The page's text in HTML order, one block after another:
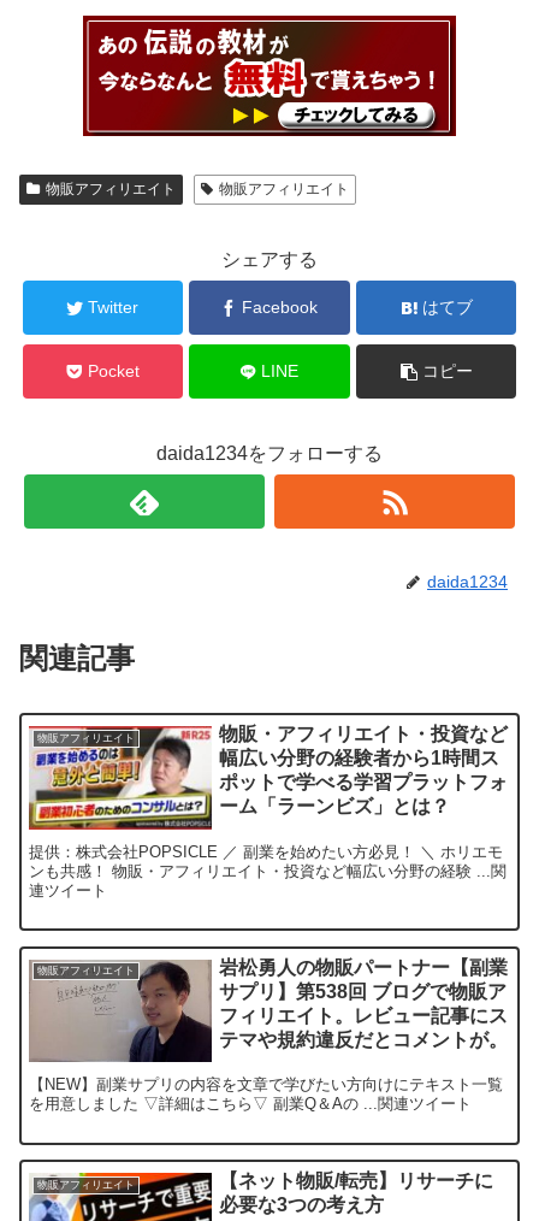
物販アフィリエイト 物販アフィリエイト
シェアする
Twitter Facebook はてブ
Pocket LINE コピー
daida1234をフォローする
daida1234
関連記事
物販アフィリエイト
物販・アフィリエイト・投資など
幅広い分野の経験者から1時間ス
ポットで学べる学習プラットフォ
ーム「ラーンビズ」とは？
提供：株式会社POPSICLE ／ 副業を始めたい方必見！ ＼ ホリエモ
ンも共感！ 物販・アフィリエイト・投資など幅広い分野の経験 ...関
連ツイート
物販アフィリエイト
岩松勇人の物販パートナー【副業
サプリ】第538回 ブログで物販ア
フィリエイト。レビュー記事にス
テマや規約違反だとコメントが。
【NEW】副業サプリの内容を文章で学びたい方向けにテキスト一覧
を用意しました ▽詳細はこちら▽ 副業Q＆Aの ...関連ツイート
物販アフィリエイト
【ネット物販/転売】リサーチに
必要な3つの考え方